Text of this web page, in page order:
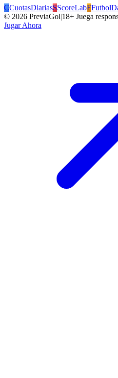
CCuotasDiariasSScoreLabF
© 2026 PreviaGol|18+ Juega
Jugar Ahora